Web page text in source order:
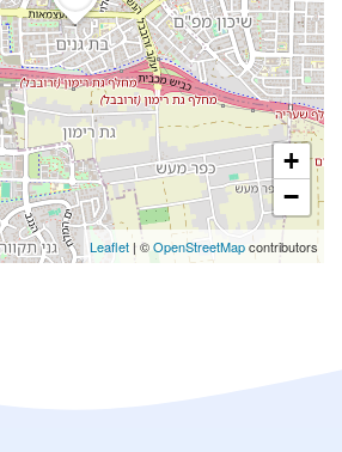
+
−
Leaflet| ©OpenStreetMapcontributors